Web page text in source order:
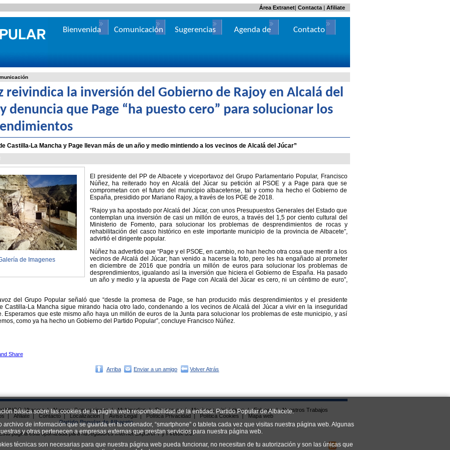
básica sobre las cookies de la página web responsabilidad de la entidad: Partido Popular de Albacete.
de información que se guarda en tu ordenador, “smartphone” o tableta cada vez que visitas nuestra página web. Algunas
y otras pertenecen a empresas externas que prestan servicios para nuestra página web.
técnicas son necesarias para que nuestra página web pueda funcionar, no necesitan de tu autorización y son las únicas que
reivindica la inversión del Gobierno de Rajoy en Alcalá del
denuncia que Page “ha puesto cero” para solucionar los
de Castilla-La Mancha y Page llevan más de un año y medio mintiendo a los vecinos de Alcalá del Júcar”
de Imagenes
El presidente del PP de Albacete y viceportavoz del Grupo Parlamentario Popular, Francisco
Núñez, ha reiterado hoy en Alcalá del Júcar su petición al PSOE y a Page para que se
comprometan con el futuro del municipio albacetense, tal y como ha hecho el Gobierno de
España, presidido por Mariano Rajoy, a través de los PGE de 2018.
“Rajoy ya ha apostado por Alcalá del Júcar, con unos Presupuestos Generales del Estado que
contemplan una inversión de casi un millón de euros, a través del 1,5 por ciento cultural del
Ministerio de Fomento, para solucionar los problemas de desprendimientos de rocas y
rehabilitación del casco histórico en este importante municipio de la provincia de Albacete”,
advirtió el dirigente popular.
Núñez ha advertido que “Page y el PSOE, en cambio, no han hecho otra cosa que mentir a los
vecinos de Alcalá del Júcar; han venido a hacerse la foto, pero les ha engañado al prometer
en diciembre de 2016 que pondría un millón de euros para solucionar los problemas de
desprendimientos, igualando así la inversión que hiciera el Gobierno de España. Ha pasado
un año y medio y la apuesta de Page con Alcalá del Júcar es cero, ni un céntimo de euro”,
del Grupo Popular señaló que “desde la promesa de Page, se han producido más desprendimientos y el presidente
Castilla-La Mancha sigue mirando hacia otro lado, condenando a los vecinos de Alcalá del Júcar a vivir en la inseguridad
Esperamos que este mismo año haya un millón de euros de la Junta para solucionar los problemas de este municipio, y así
como ya ha hecho un Gobierno del Partido Popular”, concluye Francisco Núñez.
Arriba Enviar a un amigo Volver Atrás
| Contacta| Afiliate
Área Extranet
Bienvenida Comunicación Sugerencias
Agenda de
Contacto
NNGG Albacete | Nuevas Generaciones | Multimedias | Descargas | Mociones e iniciativas | Enlaces |
Nuestros Trabajos
| Afíliate | Contacto | Localizacion | Aviso Legal | Política Privacidad | Política Cookies |
Mapa web
Partido Popular de Albacete
página esta optimizada para navegadores Internet Explorer 7 y Firefox 3.0.